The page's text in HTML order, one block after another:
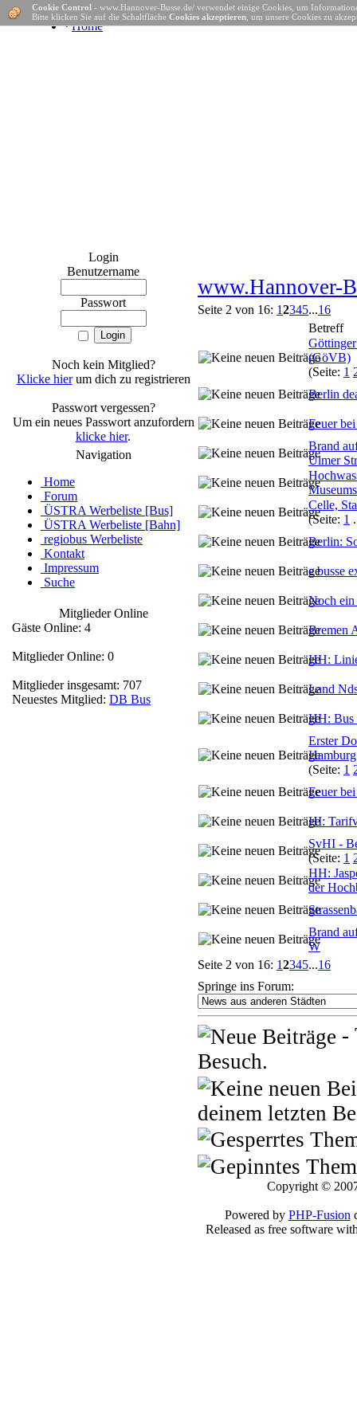
· Home
Login
Benutzername
Passwort
Noch kein Mitglied?
Klicke hierum dich zu registrieren
Passwort vergessen?
Um ein neues Passwort anzufordern
klicke hier.
Navigation
Home
Forum
ÜSTRA Werbeliste [Bus]
ÜSTRA Werbeliste [Bahn]
regiobus Werbeliste
Kontakt
Impressum
Suche
Mitglieder Online
Gäste Online: 4
Mitglieder Online: 0
Mitglieder insgesamt: 707
Neuestes Mitglied: DB Bus
Cookie Control - www.Hannover-Busse.de/ verwendet einige Cookies, um
Bitte klicken Sie auf die Schaltfläche Cookies akzeptieren , um unsere Cookies zu
www.Hannover-
Seite 2 von 16: 12345...16
Betreff
(GöVB)
(Seite: 1
Berlin
Feuer
Brand
Ulmer
Celle,
(Seite: 1
Berlin:
e busse
Noch
Bremen
HH:
Land
HH: Bus
Erster
(Seite: 1
Feuer
HI:
SvHI -
(Seite: 1
HH:
der
Brand
W
Seite 2 von 16: 12345...16
Springe ins Forum:
-
Besuch.
deinem letzten
Copyright ©
Powered by PHP-Fusion
Released as free software